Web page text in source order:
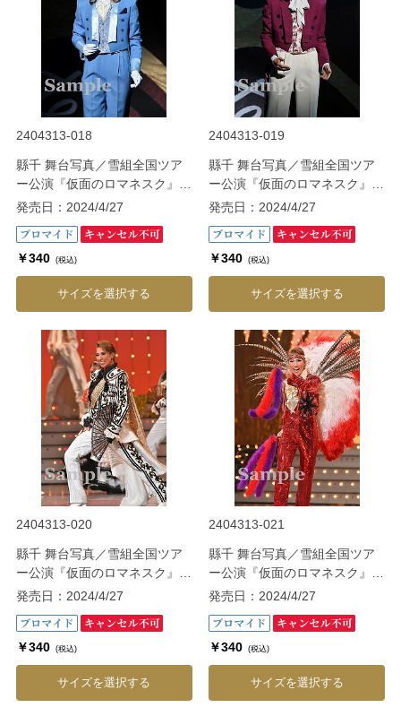
2404313-018
縣千 舞台写真／雪組全国ツア
ー公演『仮面のロマネスク』
『Gato Bonito!!』
発売日：2024/4/27
￥340 (税込)
サイズを選択する
2404313-019
縣千 舞台写真／雪組全国ツア
ー公演『仮面のロマネスク』
『Gato Bonito!!』
発売日：2024/4/27
￥340 (税込)
サイズを選択する
2404313-020
縣千 舞台写真／雪組全国ツア
ー公演『仮面のロマネスク』
『Gato Bonito!!』
発売日：2024/4/27
￥340 (税込)
サイズを選択する
2404313-021
縣千 舞台写真／雪組全国ツア
ー公演『仮面のロマネスク』
『Gato Bonito!!』
発売日：2024/4/27
￥340 (税込)
サイズを選択する